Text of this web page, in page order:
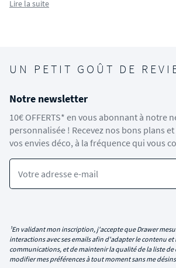
Lire la suite
UN PETIT GOÛT DE
Notre newsletter
10€ OFFERTS* en vous abonnant à notre
personnalisée ! Recevez nos bons plans
vos envies déco, à la fréquence qui vous
Votre adresse e-mail
¹En validant mon inscription, j'accepte que Drawer
interactions avec ses emails afin d'adapter le contenu et
communications, et de maintenir la qualité de la liste
modifier mes préférences à tout moment sans me